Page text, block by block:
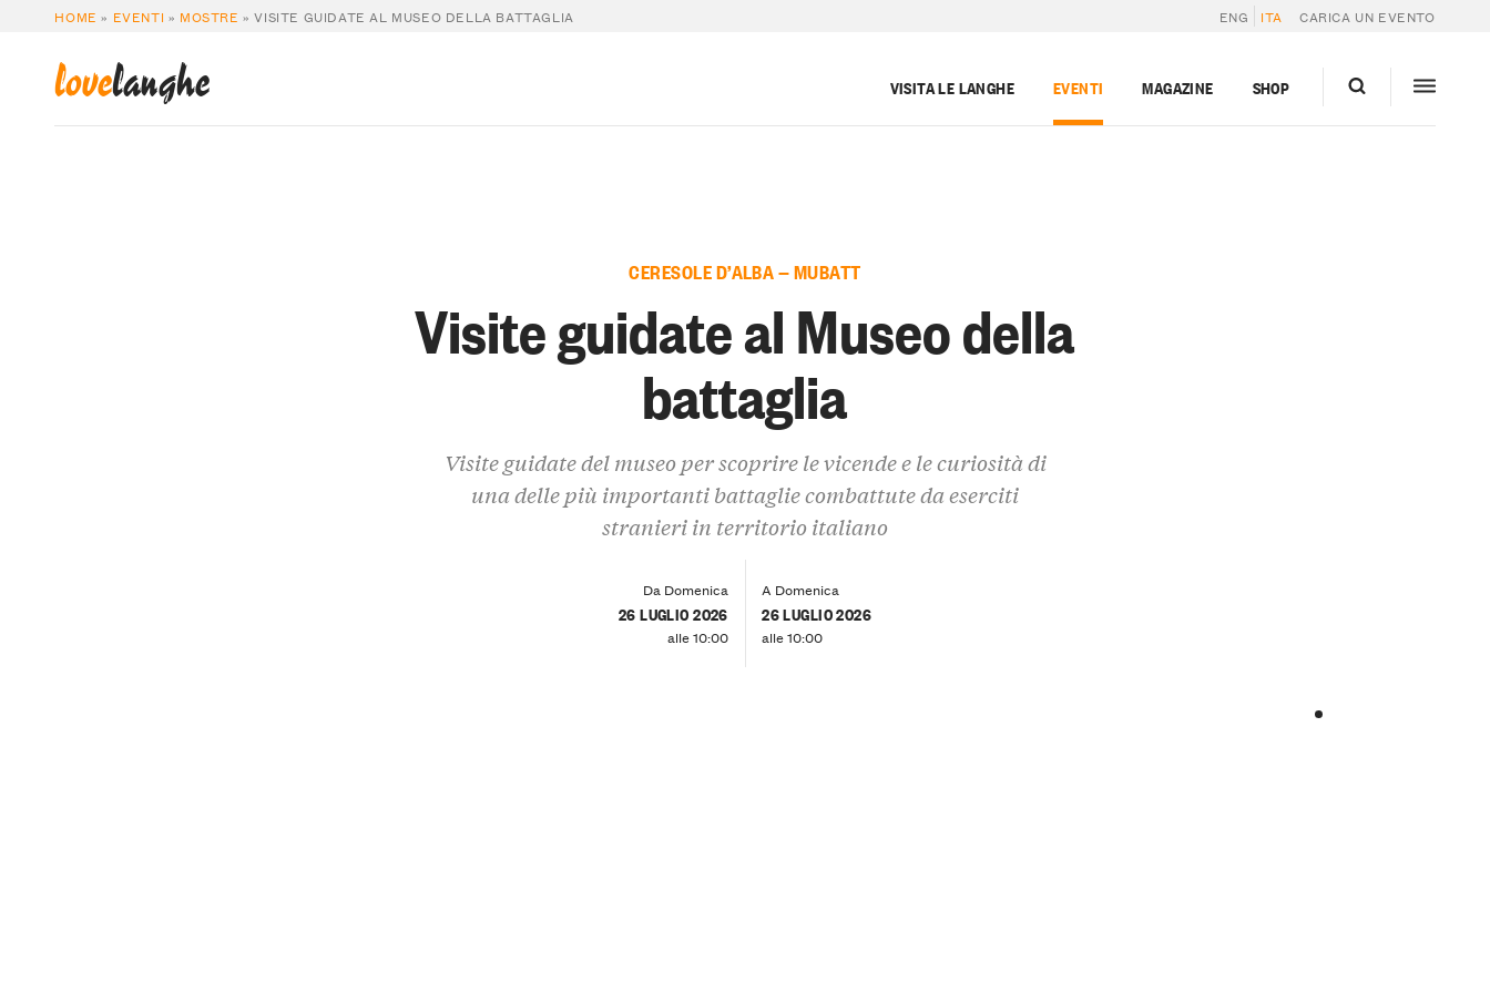
HOME » EVENTI » MOSTRE »VISITE GUIDATE AL MUSEO DELLA BATTAGLIA ENG ITA CARICA UN EVENTO
lovelanghe VISITA LE LANGHE EVENTI MAGAZINE SHOP
CERESOLE D’ALBA — MUBATT
Visite guidate al Museo della
battaglia
Visite guidate del museo per scoprire le vicende e le curiosità di
una delle più importanti battaglie combattute da eserciti
stranieri in territorio italiano
Da Domenica
26 LUGLIO 2026
alle 10:00
A Domenica
26 LUGLIO 2026
alle 10:00